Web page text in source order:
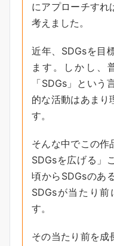
にアプローチすれ
考えました。
近年、SDGsを目
ます。しかし、
「SDGs」とい
的な活動はあまり
す。
そんな中でこの作
SDGsを広げる」
頃からSDGsのあ
SDGsが当たり
す。
その当たり前を成